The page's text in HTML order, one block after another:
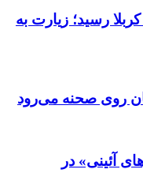
رسید؛ زیارت به
روی صحنه می‌رود
آئینی» در